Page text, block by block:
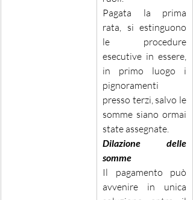
Pagata la prima
rata, si estinguono
le procedure
esecutive in essere,
in primo luogo i
pignoramenti
presso terzi, salvo le
somme siano ormai
state assegnate.
Dilazione delle
somme
Il pagamento può
avvenire in unica